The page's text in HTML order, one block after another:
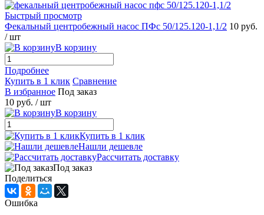
Быстрый просмотр
Фекальный центробежный насос ПФс 50/125.120-1,1/2 10 руб.
/ шт
В корзину
Подробнее
Купить в 1 клик Сравнение
В избранное Под заказ
10 руб. / шт
В корзину
Купить в 1 клик
Нашли дешевле
Рассчитать доставку
Под заказ
Поделиться
Ошибка